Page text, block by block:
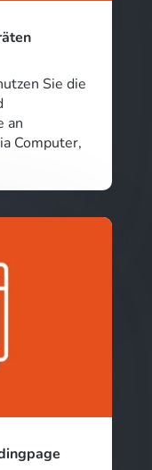
Sie die
an
Computer,